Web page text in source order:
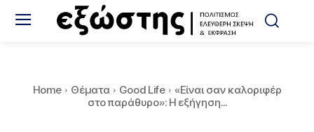
Home Θέματα Good Life
«Είναι σαν καλοριφέρ
στο παράθυρο»: Η εξήγηση...